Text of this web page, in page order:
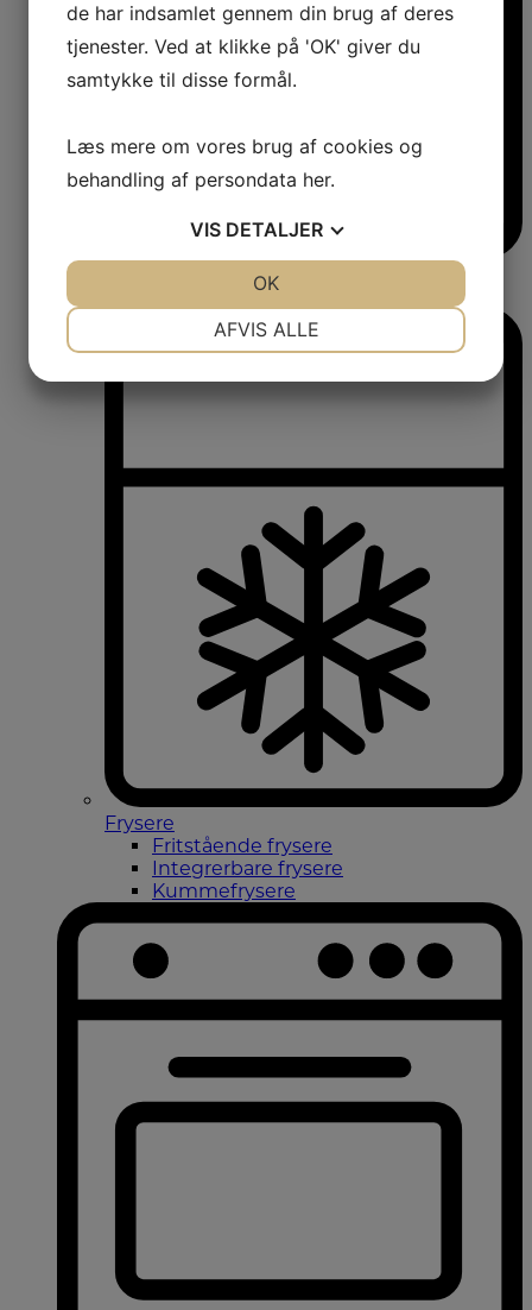
Vinkøleskabe
Frysere
Fritstående frysere
Integrerbare frysere
Kummefrysere
de har indsamlet gennem din brug af deres
tjenester. Ved at klikke på 'OK' giver du
samtykke til disse formål.
Læs mere om vores brug af cookies og
behandling af persondata her.
VIS DETALJER
AFVIS ALLE
OK